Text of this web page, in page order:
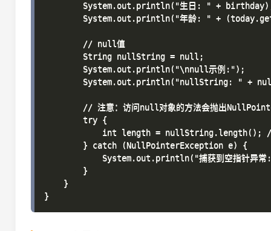
System.out.println("生日: " +
System.out.println("年龄: " +
        // null值
        String nullString = null;
        System.out.println("\nnull示例:");
System.out.println("nullString: " +
// 注意：访问null对象的方法会抛出
        try {
int length = nullString.length();
        } catch (NullPointerException e) {
System.out.println("捕获到空指针异
        }
    }